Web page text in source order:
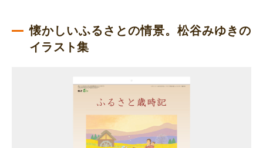
懐かしいふるさとの情景。松谷みゆきの
イラスト集